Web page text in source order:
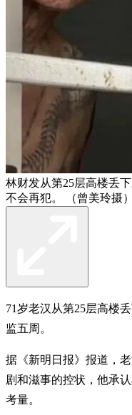
林财发从第25层高楼丢
不会再犯。 （曾美玲摄）
71岁老汉从第25层高楼
监五周。
据《新明日报》报道，
剧和滋事的控状，他承
考量。